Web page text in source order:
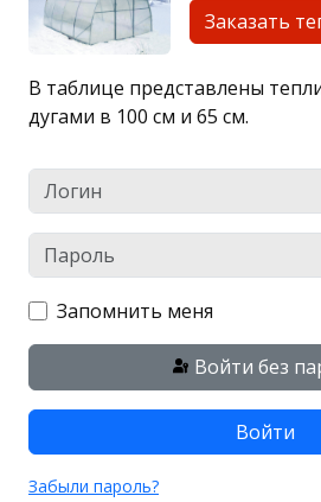
Заказать
В таблице представлены
дугами в 100 см и 65 см.
Логин
Пароль
Запомнить меня
Войти без
Войти
Забыли пароль?